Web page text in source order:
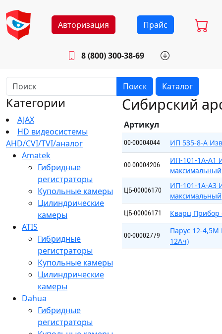
Авторизация Прайс
8 (800) 300-38-69
Будни: 8.30 - 17.00
Поиск Каталог
Категории
AJAX
HD видеосистемы
AHD/CVI/TVI/аналог
Amatek
Гибридные
регистраторы
Купольные камеры
Цилиндрические
камеры
ATIS
Гибридные
регистраторы
Купольные камеры
Цилиндрические
камеры
Dahua
Гибридные
регистраторы
Сибирский
Артикул
00-00004044 ИП 535-8-А
00-00004206
ИП-101-1А-А1
максимальный
ЦБ-00006170
ИП-101-1А-А3
максимальный
ЦБ-00006171 Кварц
00-00002779
Парус 12-4,5М
12Ач)